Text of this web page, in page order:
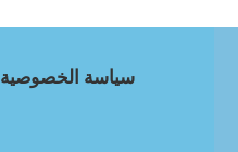
سياسة الخصوصية